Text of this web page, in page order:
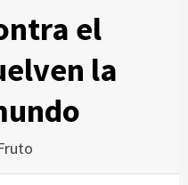
el
la